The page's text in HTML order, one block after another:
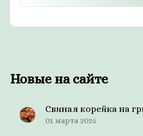
Новые на сайте
Свиная корейка на
01 марта 2025